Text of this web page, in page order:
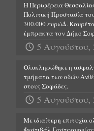
Η Περιφέρεια
Πολιτική Προστασία
300.000 ευρώΔ.
έμπρακτα τον Δήμο
5 Αυγούστου,
Ολοκληρώθηκε η
τμήματα των οδών
στους Σοφάδες.
5 Αυγούστου,
Με ιδιαίτερη επιτυχία